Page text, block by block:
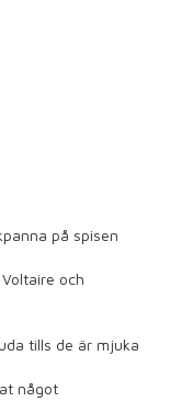
på spisen
och
tills de är mjuka
något